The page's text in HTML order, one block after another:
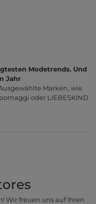
Modetrends. Und
Jahr
Marken, wie
oder LIEBESKIND
Wir freuen uns auf Ihren